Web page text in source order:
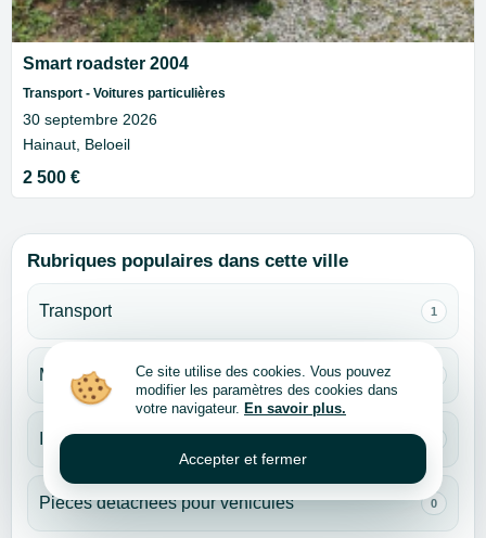
Smart roadster 2004
Transport - Voitures particulières
30 septembre 2026
Hainaut, Beloeil
2 500 €
Rubriques populaires dans cette ville
Transport 1
Monde des enfants
Immobilier
Pièces détachées pour véhicules 0
Ce site utilise des cookies. Vous pouvez
modifier les paramètres des cookies dans
votre navigateur. En savoir plus.
Accepter et fermer